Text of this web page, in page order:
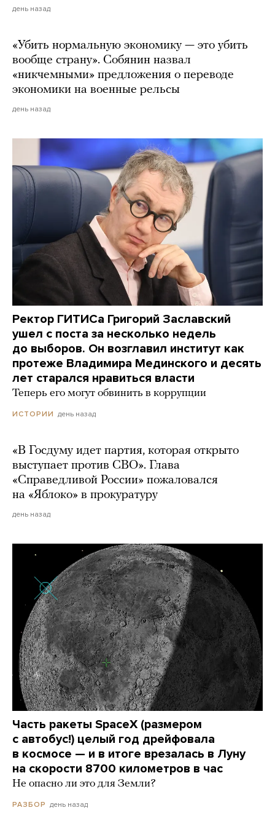
день назад
«Убить нормальную экономику — это убить
вообще страну». Собянин назвал
«никчемными» предложения о переводе
экономики на военные рельсы
день назад
Ректор ГИТИСа Григорий Заславский
ушел с поста за несколько недель
до выборов. Он возглавил институт как
протеже Владимира Мединского и десять
лет старался нравиться власти
Теперь его могут обвинить в коррупции
ИСТОРИИ день назад
«В Госдуму идет партия, которая открыто
выступает против СВО». Глава
«Справедливой России» пожаловался
на «Яблоко» в прокуратуру
день назад
Часть ракеты SpaceX (размером
с автобус!) целый год дрейфовала
в космосе — и в итоге врезалась в Луну
на скорости 8700 километров в час
Не опасно ли это для Земли?
РАЗБОР день назад